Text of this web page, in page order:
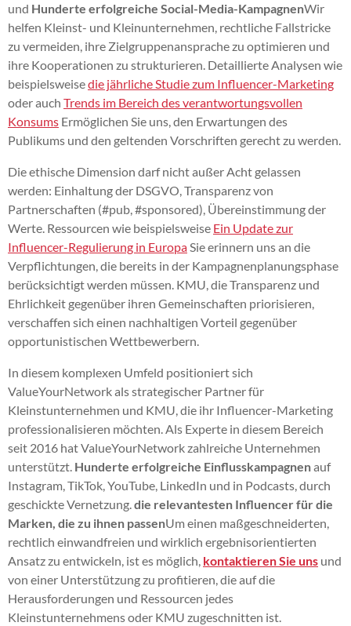
und Hunderte erfolgreiche Social-Media-KampagnenWir
helfen Kleinst- und Kleinunternehmen, rechtliche Fallstricke
zu vermeiden, ihre Zielgruppenansprache zu optimieren und
ihre Kooperationen zu strukturieren. Detaillierte Analysen wie
beispielsweisedie jährliche Studie zum Influencer-Marketing
oder auch Trends im Bereich des verantwortungsvollen
Konsums Ermöglichen Sie uns, den Erwartungen des
Publikums und den geltenden Vorschriften gerecht zu werden.
Die ethische Dimension darf nicht außer Acht gelassen
werden: Einhaltung der DSGVO, Transparenz von
Partnerschaften (#pub, #sponsored), Übereinstimmung der
Werte. Ressourcen wie beispielsweise Ein Update zur
Influencer-Regulierung in EuropaSie erinnern uns an die
Verpflichtungen, die bereits in der Kampagnenplanungsphase
berücksichtigt werden müssen. KMU, die Transparenz und
Ehrlichkeit gegenüber ihren Gemeinschaften priorisieren,
verschaffen sich einen nachhaltigen Vorteil gegenüber
opportunistischen Wettbewerbern.
In diesem komplexen Umfeld positioniert sich
ValueYourNetwork als strategischer Partner für
Kleinstunternehmen und KMU, die ihr Influencer-Marketing
professionalisieren möchten. Als Experte in diesem Bereich
seit 2016 hat ValueYourNetwork zahlreiche Unternehmen
unterstützt. Hunderte erfolgreiche Einflusskampagnenauf
Instagram, TikTok, YouTube, LinkedIn und in Podcasts, durch
geschickte Vernetzung.die relevantesten Influencer für die
Marken, die zu ihnen passenUm einen maßgeschneiderten,
rechtlich einwandfreien und wirklich ergebnisorientierten
Ansatz zu entwickeln, ist es möglich, kontaktieren Sie uns und
von einer Unterstützung zu profitieren, die auf die
Herausforderungen und Ressourcen jedes
Kleinstunternehmens oder KMU zugeschnitten ist.